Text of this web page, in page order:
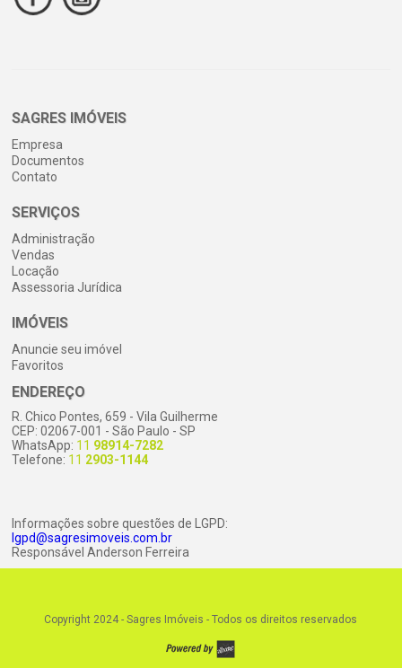
SAGRES IMÓVEIS
Empresa
Documentos
Contato
SERVIÇOS
Administração
Vendas
Locação
Assessoria Jurídica
IMÓVEIS
Anuncie seu imóvel
Favoritos
ENDEREÇO
R. Chico Pontes, 659 - Vila Guilherme
CEP: 02067-001 - São Paulo - SP
WhatsApp: 11 98914-7282
Telefone: 11 2903-1144
Informações sobre questões de LGPD:
lgpd@sagresimoveis.com.br
Responsável Anderson Ferreira
Copyright 2024 - Sagres Imóveis -Todos os direitos reservados